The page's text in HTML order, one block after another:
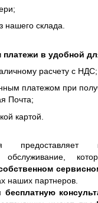
склада.
в удобной
расчету с НДС;
платежом при
Почта;
картой.
предоставляет
обслуживание,
наших партнеров.
бесплатную